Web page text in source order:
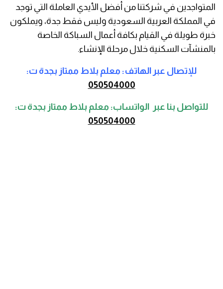
المتواجدين في شركتنا من أفضل الأيدي العاملة التي توجد
في المملكة العربية السعودية وليس فقط جدة، ويملكون
خبرة طويلة في القيام بكافة أعمال السباكة الخاصة
بالمنشآت السكنية خلال مرحلة الإنشاء.
للإتصال عبر الهاتف: معلم بلاط ممتاز بجدة ت:
050504000
للتواصل بنا عبر الواتساب: معلم بلاط ممتاز بجدة ت:
050504000